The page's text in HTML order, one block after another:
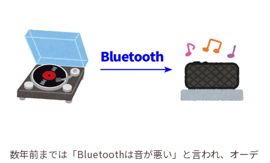
数年前までは「Bluetoothは音が悪い」と言われ、オーデ